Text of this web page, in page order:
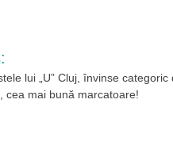
lui „U” Cluj, învinse categoric
cea mai bună marcatoare!